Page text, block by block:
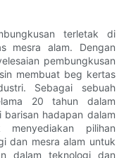
terletak di
mesra alam. Dengan
pembungkusan
membuat beg kertas
Sebagai sebuah
20 tahun dalam
hadapan dalam
pilihan
dan mesra alam untuk
dalam teknologi dan